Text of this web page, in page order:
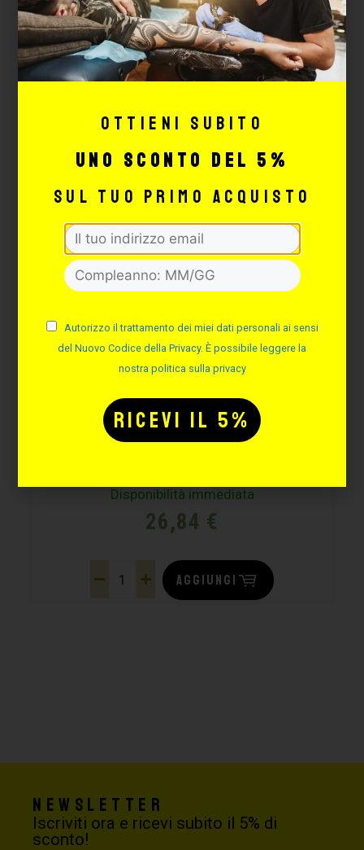
Disponibilità immediata
6,10€
AGGIUNGI
ROTOLO COPRI CLIPCORD
E TATTOO PEN – 365M
Disponibilità immediata
26,84 €
AGGIUNGI
Newsletter
Iscriviti ora e ricevi subito il 5% di
sconto!
Ottieni subito
uno sconto del 5%
sul tuo primo acquisto
Autorizzo il trattamento dei miei dati personali ai sensi
del Nuovo Codice della Privacy. È possibile leggere la
nostra politica sulla privacy